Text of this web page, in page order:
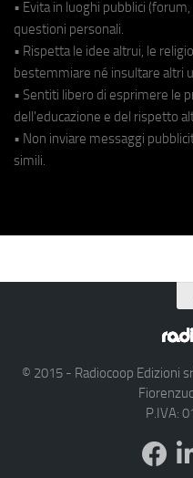
• Evita in luoghi pubblici
questioni personali.
• Rispetta le idee altrui, le
bestemmiare né insultare altri
• Sentiti libero di esprimere le
dell'educazione e del rispetto
• Non inviare messaggi
simili.
© 2015 - Radiocoop Edizioni
P.IVA: